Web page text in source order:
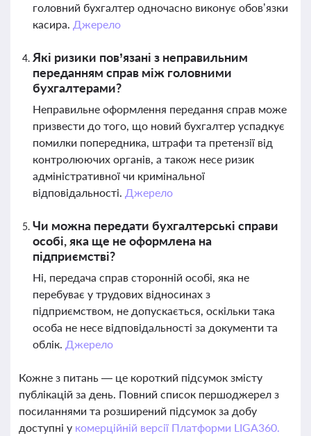
головний бухгалтер одночасно виконує обов’язки
касира. Джерело
Які ризики пов’язані з неправильним
переданням справ між головними
бухгалтерами?
Неправильне оформлення передання справ може
призвести до того, що новий бухгалтер успадкує
помилки попередника, штрафи та претензії від
контролюючих органів, а також несе ризик
адміністративної чи кримінальної
відповідальності. Джерело
Чи можна передати бухгалтерські справи
особі, яка ще не оформлена на
підприємстві?
Ні, передача справ сторонній особі, яка не
перебуває у трудових відносинах з
підприємством, не допускається, оскільки така
особа не несе відповідальності за документи та
облік. Джерело
Кожне з питань — це короткий підсумок змісту
публікацій за день. Повний список першоджерел з
посиланнями та розширений підсумок за добу
доступні у комерційній версії Платформи LIGA360.